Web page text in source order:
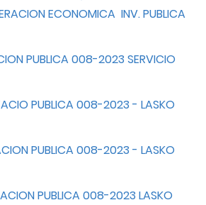
ECONOMICA INV. PUBLICA
PUBLICA 008-2023 SERVICIO
PUBLICA 008-2023 - LASKO
PUBLICA 008-2023 - LASKO
PUBLICA 008-2023 LASKO